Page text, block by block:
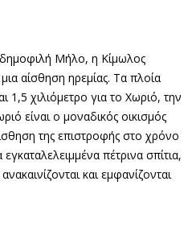
Μήλο, η Κίμωλος
αίσθηση ηρεμίας. Τα πλοία
1,5 χιλιόμετρο για το Χωριό, την
είναι ο μοναδικός οικισμός
της επιστροφής στο χρόνο
πέτρινα σπίτια,
και εμφανίζονται